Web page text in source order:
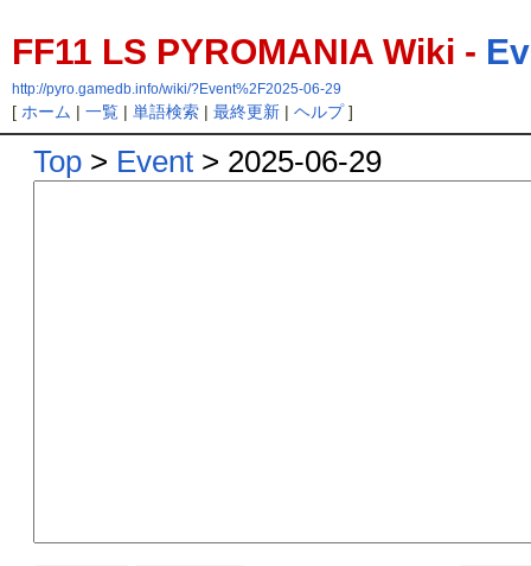
FF11 LS PYROMANIA Wiki -
http://pyro.gamedb.info/wiki/?Event%2F2025-06-29
[ ホーム | 一覧| 単語検索| 最終更新| ヘルプ]
Top > Event > 2025-06-29